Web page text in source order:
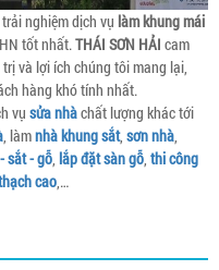
nghiệm dịch vụ làm khung mái
tốt nhất.THÁI SƠN HẢI cam
và lợi ích chúng tôi mang lại,
hàng khó tính nhất.
vụ sửa nhàchất lượng khác tới
, làmnhà khung sắt, sơn nhà,
sắt - gỗ, lắp đặt sàn gỗ, thi công
cao,…